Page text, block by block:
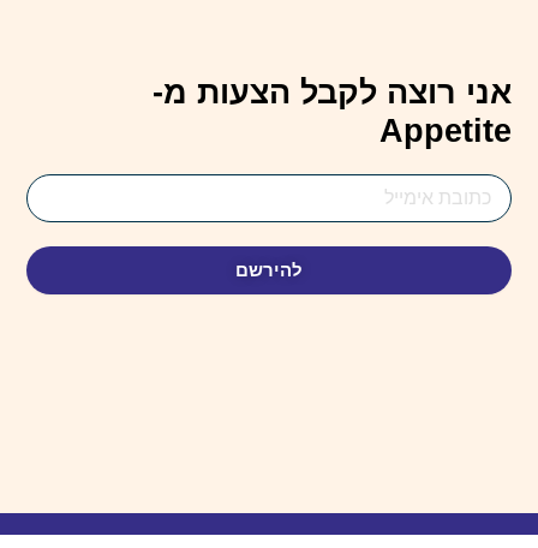
אני רוצה לקבל הצעות מ-
Appetite
Email
Address
להירשם